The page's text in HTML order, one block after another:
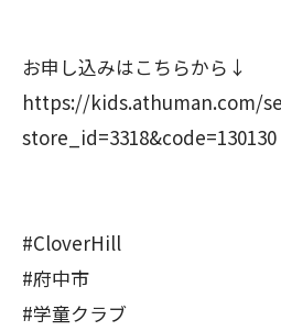
お申し込みはこちらから↓
https://kids.athuman.com/
store_id=3318&code=130130
#CloverHill
#府中市
#学童クラブ